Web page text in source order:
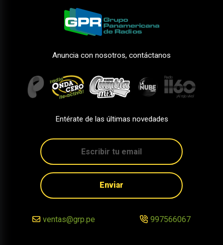
Anuncia con nosotros, contáctanos
Entérate de las últimas novedades
Enviar
ventas@grp.pe 997566067